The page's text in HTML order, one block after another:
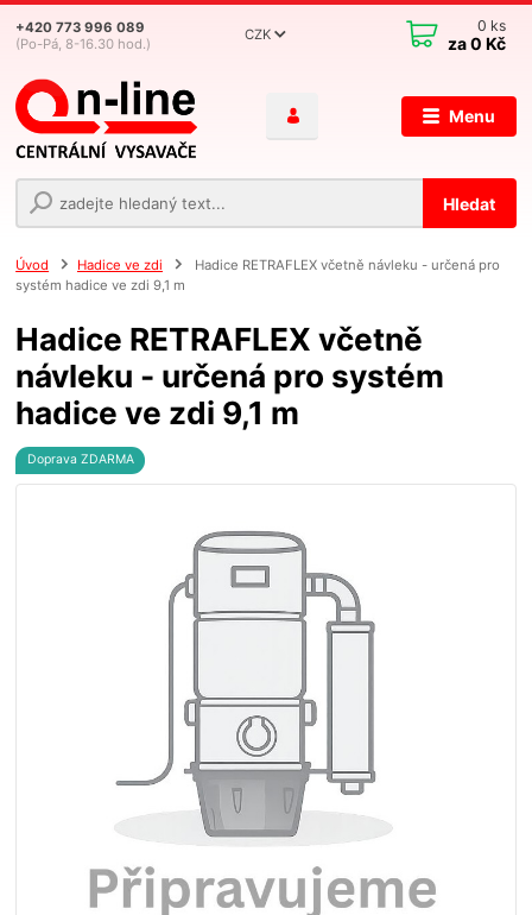
Menu
CZK
Hledat
+420 773 996 089
(Po-Pá, 8-16.30 hod.)
0 ks
za0 Kč
Úvod Hadice ve zdi
Hadice RETRAFLEX včetně návleku - určená pro
systém hadice ve zdi 9,1 m
Hadice RETRAFLEX včetně
návleku - určená pro systém
hadice ve zdi 9,1 m
Doprava ZDARMA